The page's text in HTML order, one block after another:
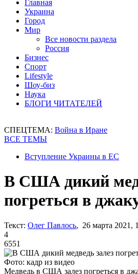
Главная
Украина
Город
Мир
Все новости раздела
Россия
Бизнес
Спорт
Lifestyle
Шоу-биз
Наука
БЛОГИ ЧИТАТЕЛЕЙ
СПЕЦТЕМА: Война в Иране
ВСЕ ТЕМЫ
Вступление Украины в ЕС
В США дикий
погреться в
Текст: Олег Павлось, 26 марта 2021,
4
6551
Фото: кадр из видео
Медведь в США залез погреться в